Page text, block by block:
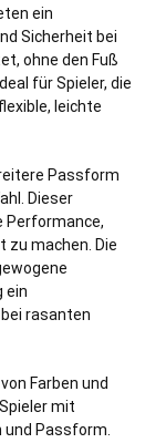
ein
Sicherheit bei
ohne den Fuß
für Spieler, die
leichte
Passform
Dieser
Performance,
zu machen. Die
ein
rasanten
Farben und
mit
und Passform.